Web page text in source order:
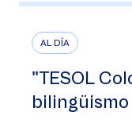
AL DÍA
"TESOL